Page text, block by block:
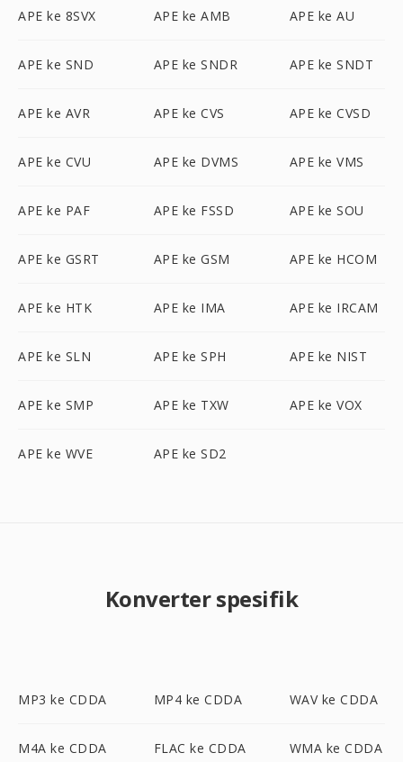
APE ke 8SVX APE ke AMB APE ke AU
APE ke SND APE ke SNDR APE ke SNDT
APE ke AVR APE ke CVS APE ke CVSD
APE ke CVU APE ke DVMS APE ke VMS
APE ke PAF APE ke FSSD APE ke SOU
APE ke GSRT APE ke GSM APE ke HCOM
APE ke HTK APE ke IMA APE ke IRCAM
APE ke SLN APE ke SPH APE ke NIST
APE ke SMP APE ke TXW APE ke VOX
APE ke WVE APE ke SD2
Konverter spesifik
MP3 ke CDDA MP4 ke CDDA WAV ke CDDA
M4A ke CDDA FLAC ke CDDA WMA ke CDDA